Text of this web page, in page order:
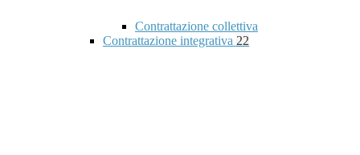
Contrattazione collettiva
Contrattazione integrativa 22